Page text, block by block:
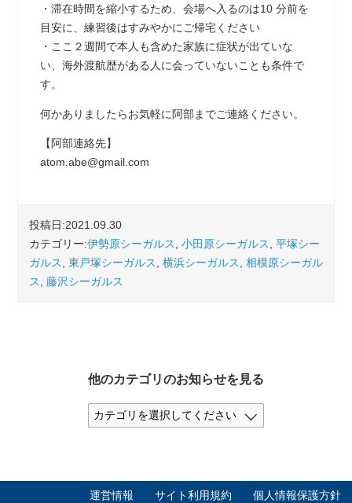
・滞在時間を縮小するため、会場へ入るのは10 分前を
目安に、練習後はすみやかにご帰宅ください
・ここ２週間で本人も含めた家族に症状が出ていな
い、海外渡航歴がある人に会っていないことも条件で
す。
何かありましたらお気軽に阿部までご連絡ください。
【阿部連絡先】
atom.abe@gmail.com
投稿日:2021.09.30
カテゴリー:伊勢原シーガルス 小田原シーガルス
平塚シー
ガルス
東戸塚シーガルス 横浜シーガルス
相模原シーガル
ス
藤沢シーガルス
他のカテゴリのお知らせを見る
運営情報 サイト利用規約 個人情報保護方針